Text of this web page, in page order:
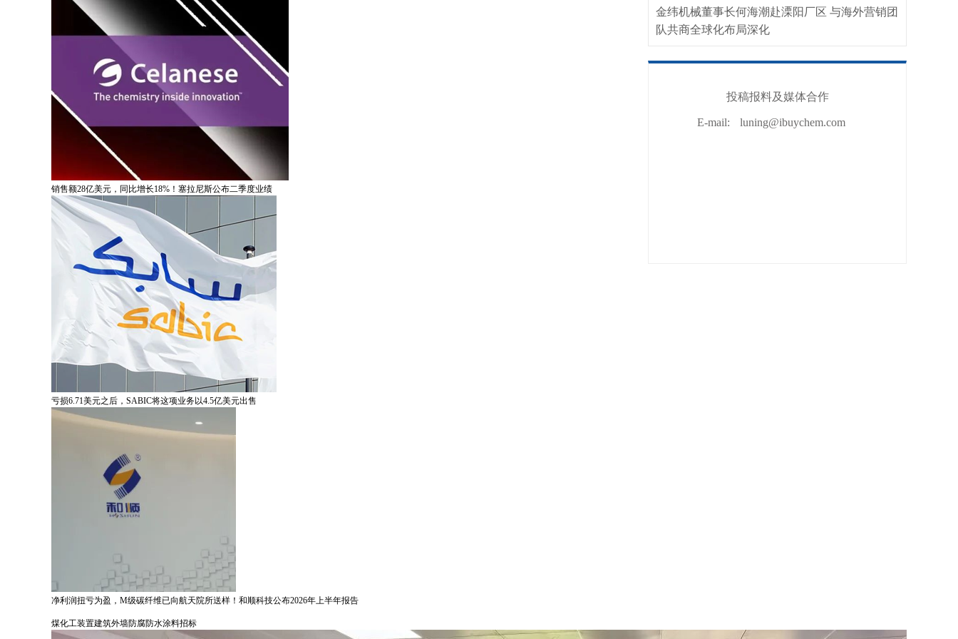
销售额28亿美元，同比增长18%！塞拉尼斯公布二季度业绩
亏损6.71美元之后，SABIC将这项业务以4.5亿美元出售
净利润扭亏为盈，M级碳纤维已向航天院所送样！和顺科技公布2026年上半年报告
煤化工装置建筑外墙防腐防水涂料招标
金纬机械董事长何海潮赴溧阳厂区 与海外营销团
队共商全球化布局深化
投稿报料及媒体合作
E-mail: luning@ibuychem.com